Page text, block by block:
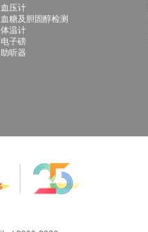
血压计
血糖及胆固醇检测
体温计
电子磅
助听器